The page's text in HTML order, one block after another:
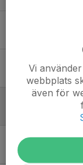
2 apr,
ETL kläder
9 mar,
16 dec
Vi
webbplats
även för